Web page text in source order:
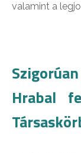
valamint a
Hrabal